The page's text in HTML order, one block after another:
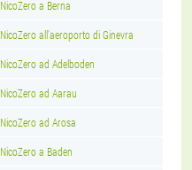
NicoZero a Berna
NicoZero all'aeroporto di Ginevra
NicoZero ad Adelboden
NicoZero ad Aarau
NicoZero ad Arosa
NicoZero a Baden